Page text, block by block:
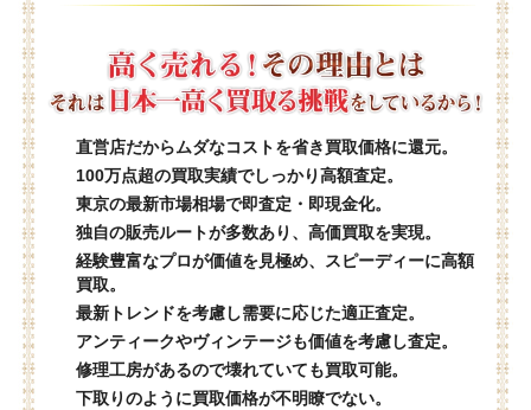
直営店だからムダなコストを省き買取価格に還元。
100万点超の買取実績でしっかり高額査定。
東京の最新市場相場で即査定・即現金化。
独自の販売ルートが多数あり、高価買取を実現。
経験豊富なプロが価値を見極め、スピーディーに高額
買取。
最新トレンドを考慮し需要に応じた適正査定。
アンティークやヴィンテージも価値を考慮し査定。
修理工房があるので壊れていても買取可能。
下取りのように買取価格が不明瞭でない。